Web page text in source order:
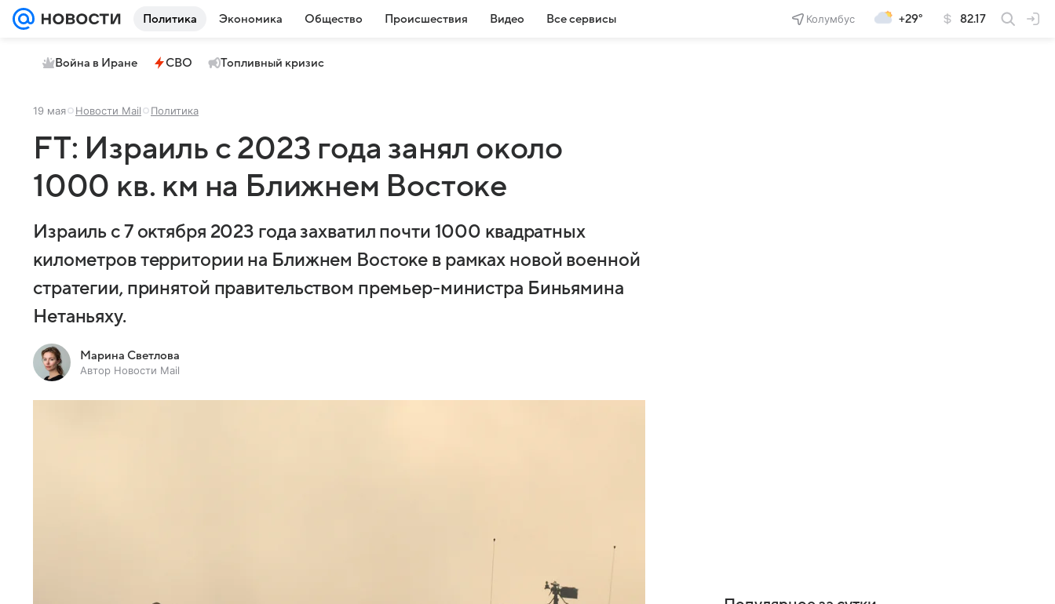
Политика Экономика Общество Происшествия Видео Все сервисы Колумбус +29° 82.17
Война в Иране СВО Топливный кризис
19 мая Новости Mail Политика
FT: Израиль с 2023 года занял около
1000 кв. км на Ближнем Востоке
Израиль с 7 октября 2023 года захватил почти 1000 квадратных
километров территории на Ближнем Востоке в рамках новой военной
стратегии, принятой правительством премьер-министра Биньямина
Нетаньяху.
Марина Светлова
Автор Новости Mail